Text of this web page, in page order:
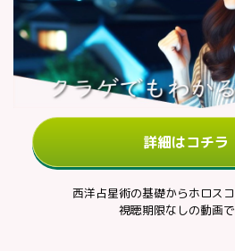
詳細はコチラ
西洋占星術の基礎からホロス
視聴期限なしの動画で